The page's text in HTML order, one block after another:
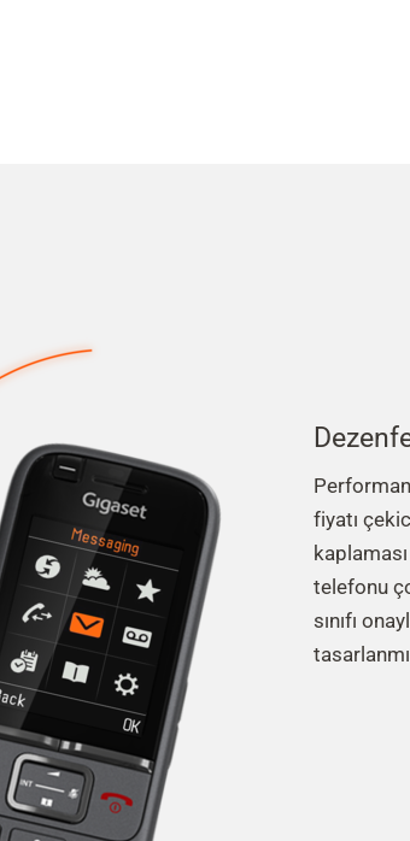
fiyatı
telefonu
sınıfı